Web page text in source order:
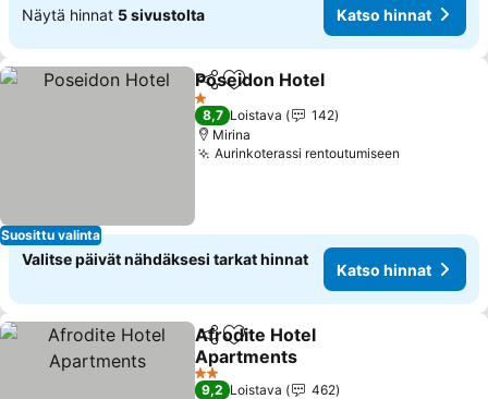
Näytä hinnat 5 sivustolta Katso hinnat
Suosittu valinta
Jaa Lisää suosikkeihin
Poseidon Hotel
1 Tähtiluokitus
8,7 Loistava
142
Mirina
Aurinkoterassi rentoutumiseen
Valitse päivät nähdäksesi tarkat hinnat
Katso hinnat
Jaa Lisää suosikkeihin
Afrodite Hotel
Apartments
2 Tähtiluokitus
9,2 Loistava
462